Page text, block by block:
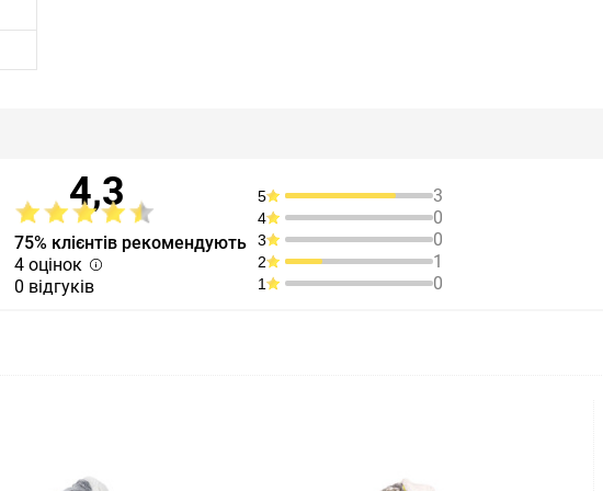
4,3
75% клієнтів рекомендують
4 оцінок
0 відгуків
5 3
4 0
3 0
2 1
1 0